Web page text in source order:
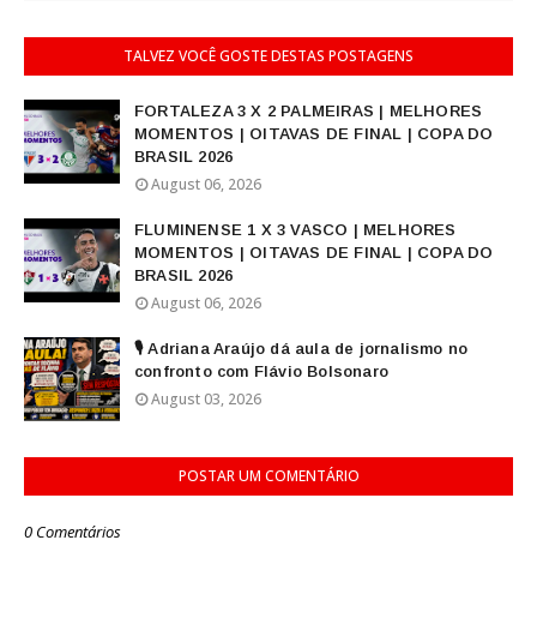
TALVEZ VOCÊ GOSTE DESTAS POSTAGENS
FORTALEZA 3 X 2 PALMEIRAS | MELHORES
MOMENTOS | OITAVAS DE FINAL | COPA DO
BRASIL 2026
August 06, 2026
FLUMINENSE 1 X 3 VASCO | MELHORES
MOMENTOS | OITAVAS DE FINAL | COPA DO
BRASIL 2026
August 06, 2026
🎙️ Adriana Araújo dá aula de jornalismo no
confronto com Flávio Bolsonaro
August 03, 2026
POSTAR UM COMENTÁRIO
0 Comentários